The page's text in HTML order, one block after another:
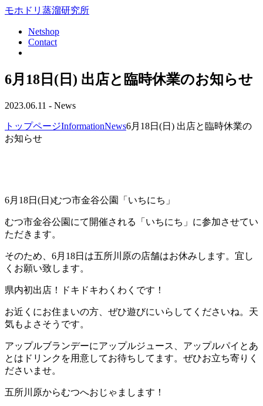
モホドリ蒸溜研究所
Netshop
Contact
6月18日(日) 出店と臨時休業のお知らせ
2023.06.11 - News
トップページInformationNews6月18日(日) 出店と臨時休業の
お知らせ
6月18日(日)むつ市金谷公園「いちにち」
むつ市金谷公園にて開催される「いちにち」に参加させてい
ただきます。
そのため、6月18日は五所川原の店舗はお休みします。宜し
くお願い致します。
県内初出店！ドキドキわくわくです！
お近くにお住まいの方、ぜひ遊びにいらしてくださいね。天
気もよさそうです。
アップルブランデーにアップルジュース、アップルパイとあ
とはドリンクを用意してお待ちしてます。ぜひお立ち寄りく
ださいませ。
五所川原からむつへおじゃまします！